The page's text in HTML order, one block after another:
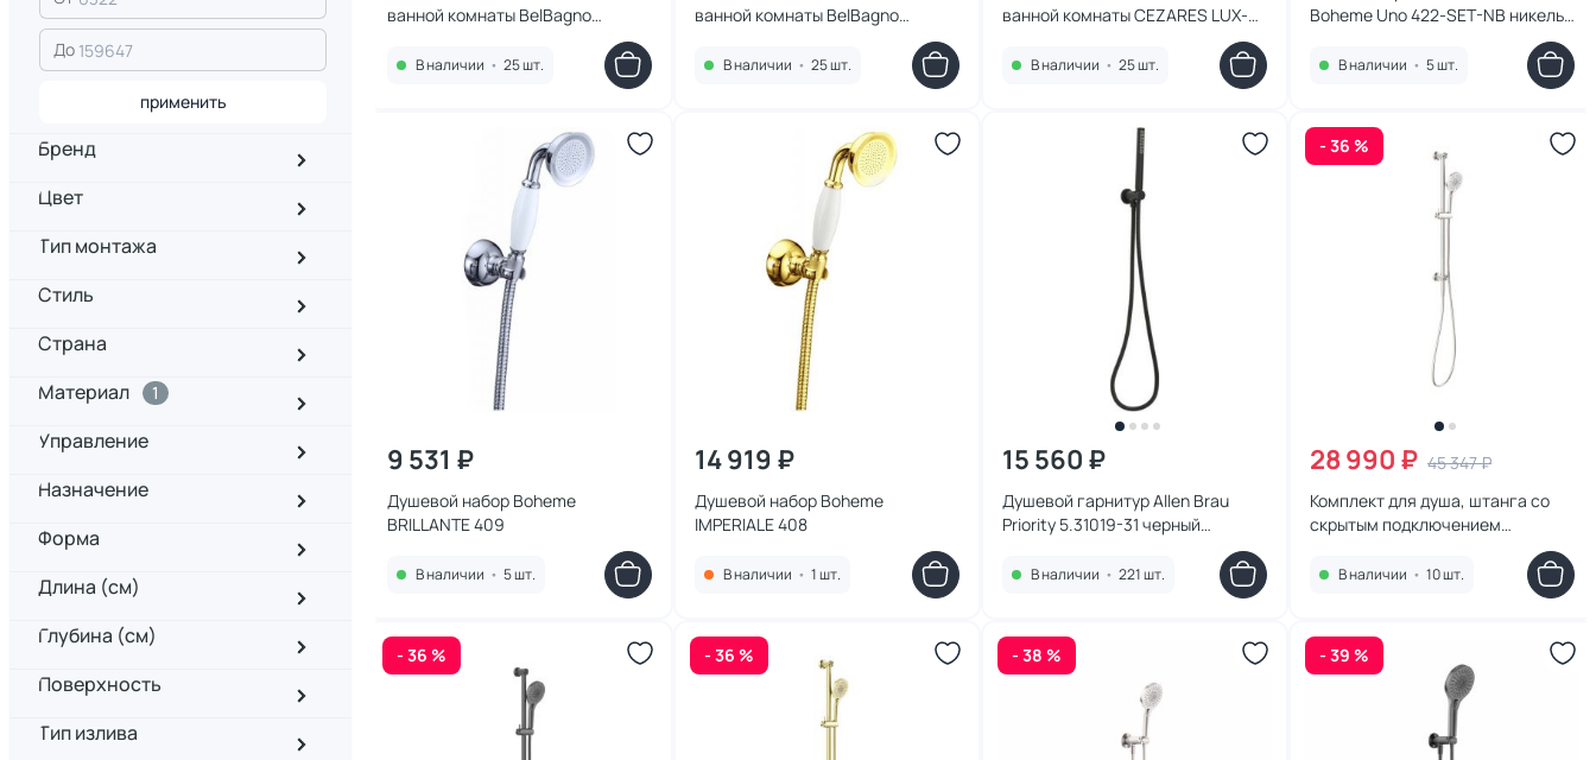
До
применить
Бренд
Цвет
Тип монтажа
Стиль
Страна
Материал
1
Управление
Назначение
Форма
Длина (см)
Глубина (см)
Поверхность
Тип излива
ванной комнаты BelBagno
В наличии • 25 шт.
ванной комнаты BelBagno
В наличии • 25 шт.
ванной комнаты CEZARES LUX-
В наличии • 25 шт.
Boheme Uno 422-SET-NB никель
В наличии • 5 шт.
9 531 ₽
Душевой набор Boheme
BRILLANTE 409
В наличии • 5 шт.
14 919 ₽
Душевой набор Boheme
IMPERIALE 408
В наличии • 1 шт.
15 560 ₽
Душевой гарнитур Allen Brau
Priority 5.31019-31 черный
В наличии • 221 шт.
- 36 %
28 990 ₽ 45 347 ₽
Комплект для душа, штанга со
скрытым подключением
никель
В наличии • 10 шт.
- 36 % - 36 % - 38 % - 39 %